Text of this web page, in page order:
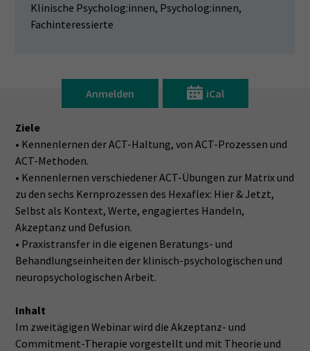
Klinische Psycholog:innen, Psycholog:innen,
Fachinteressierte
Anmelden iCal
Ziele
• Kennenlernen der ACT-Haltung, von ACT-Prozessen und
ACT-Methoden.
• Kennenlernen verschiedener ACT-Übungen zur Matrix und
zu den sechs Kernprozessen des Hexaflex: Hier & Jetzt,
Selbst als Kontext, Werte, engagiertes Handeln,
Akzeptanz und Defusion.
• Praxistransfer in die eigenen Beratungs- und
Behandlungseinheiten der klinisch-psychologischen und
neuropsychologischen Arbeit.
Inhalt
Im zweitägigen Webinar wird die Akzeptanz- und
Commitment-Therapie vorgestellt und mit Theorie und